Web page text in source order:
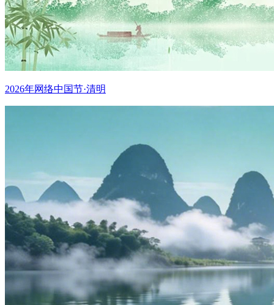
2026年网络中国节·清明